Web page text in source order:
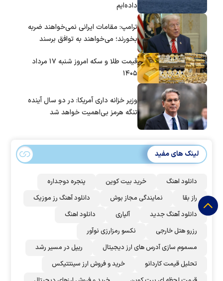
داده‌ایم
ترامپ: مقامات ایرانی نمی‌خواهند ضربه
بخورند؛ می‌خواهند به توافق برسند
قیمت طلا و سکه امروز شنبه ۱۷ مرداد
۱۴۰۵
وزیر خزانه داری آمریکا: در دو سال آینده
تنگه هرمز بی‌اهمیت خواهد شد
لینک های مفید
دانلود اهنگ خرید بیت کوین
پنجره دوجداره
راز بقا
نمایندگی مجاز بوش
دانلود آهنگ رز‌ موزیک
دانلود آهنگ جدید
آلپاری
دانلود اهنگ
رزرو هتل خارجی
نکسو رمزارزی نوآور
مسموم سازی آدرس های ارز دیجیتال
ریپل در مسیر رشد
تحلیل قیمت کاردانو
خرید و فروش ارز سینتتیکس